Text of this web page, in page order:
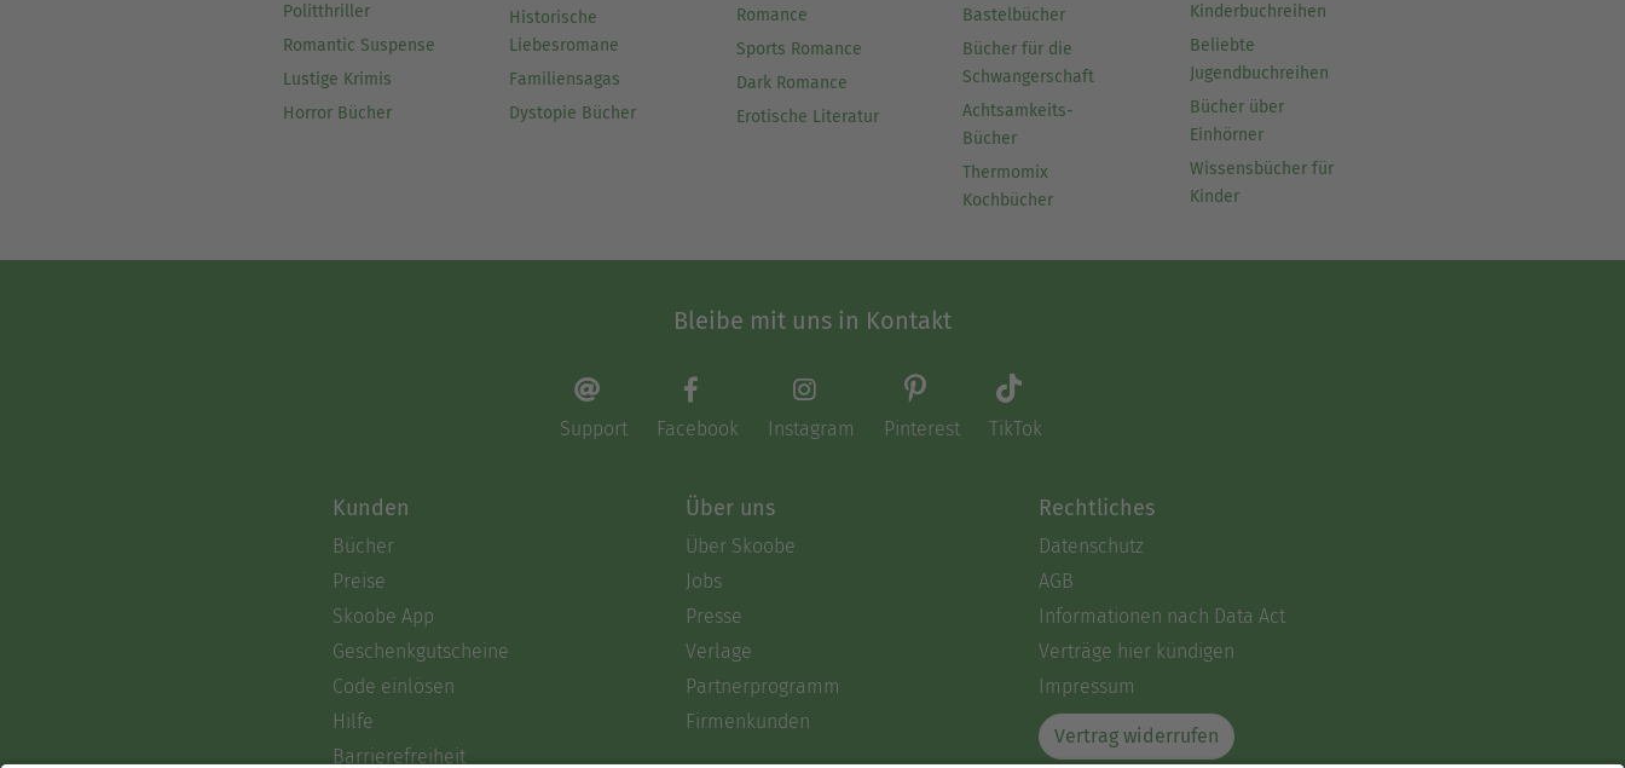
Politthriller
Romantic Suspense
Lustige Krimis
Horror Bücher
Historische
Liebesromane
Familiensagas
Dystopie Bücher
Romance
Sports Romance
Dark Romance
Erotische Literatur
Bastelbücher
Bücher für die
Schwangerschaft
Achtsamkeits-
Bücher
Thermomix
Kochbücher
Kinderbuchreihen
Beliebte
Jugendbuchreihen
Bücher über
Einhörner
Wissensbücher für
Kinder
Bleibe mit uns in Kontakt
Support Facebook Instagram Pinterest TikTok
Kunden
Bücher
Preise
Skoobe App
Geschenkgutscheine
Code einlösen
Hilfe
Barrierefreiheit
Über uns
Über Skoobe
Jobs
Presse
Verlage
Partnerprogramm
Firmenkunden
Rechtliches
Datenschutz
AGB
Informationen nach Data Act
Verträge hier kündigen
Impressum
Vertrag widerrufen